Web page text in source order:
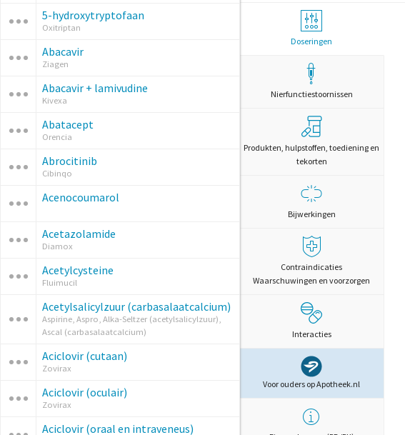
5-hydroxytryptofaan
Oxitriptan
Abacavir
Ziagen
Abacavir + lamivudine
Kivexa
Abatacept
Orencia
Abrocitinib
Cibinqo
Acenocoumarol
Acetazolamide
Diamox
Acetylcysteine
Fluimucil
Acetylsalicylzuur (carbasalaatcalcium)
Aspirine, Aspro, Alka-Seltzer (acetylsalicylzuur),
Ascal (carbasalaatcalcium)
Aciclovir (cutaan)
Zovirax
Aciclovir (oculair)
Zovirax
Aciclovir (oraal en intraveneus)
Doseringen
Nierfunctiestoornissen
Produkten, hulpstoffen, toediening en
tekorten
Bijwerkingen
Contraindicaties
Waarschuwingen en voorzorgen
Interacties
Voor ouders op Apotheek.nl